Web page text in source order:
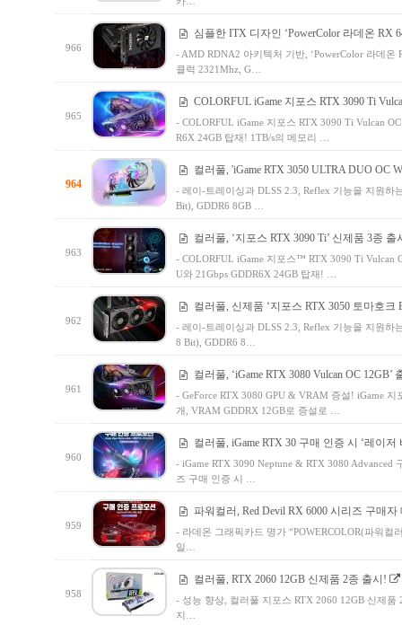
966
심플한 ITX 디자인 ‘PowerColor 라데온 RX
- AMD RDNA2 아키텍처 기반, ‘PowerColor 라데
클럭 2321Mhz, G…
965
COLORFUL iGame 지포스 RTX 3090 Ti
- COLORFUL iGame 지포스 RTX 3090 Ti Vulcan
R6X 24GB 탑재! 1TB/s의 메모리 …
964
컬러풀, 'iGame RTX 3050 ULTRA DUO OC
- 레이-트레이싱과 DLSS 2.3, Reflex 기능을 지원하
Bit), GDDR6 8GB …
963
컬러풀, ‘지포스 RTX 3090 Ti’ 신제품 3종 출
- COLORFUL iGame 지포스™ RTX 3090 Ti Vulcan
U와 21Gbps GDDR6X 24GB 탑재! …
962
컬러풀, 신제품 ‘지포스 RTX 3050 토마호크
- 레이-트레이싱과 DLSS 2.3, Reflex 기능을 지원하
8 Bit), GDDR6 8…
961
컬러풀, ‘iGame RTX 3080 Vulcan OC 12GB’
- GeForce RTX 3080 GPU & VRAM 증설! iGame
개, VRAM GDDRX 12GB로 증설로 …
960
컬러풀, iGame RTX 30 구매 인증 시 ‘레이
- iGame RTX 3090 Neptune & RTX 3080 Advanced
즈 구매 인증 시 …
959
파워컬러, Red Devil RX 6000 시리즈 구매
- 라데온 그래픽카드 명가 “POWERCOLOR(파워
일…
958
컬러풀, RTX 2060 12GB 신제품 2종 출시!
- 성능 향상, 컬러풀 지포스 RTX 2060 12GB 신제
지…